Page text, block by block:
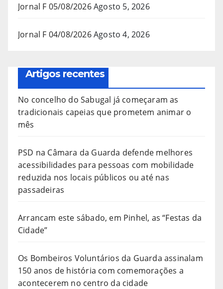
Jornal F 05/08/2026Agosto 5, 2026
Jornal F 04/08/2026Agosto 4, 2026
Artigos recentes
No concelho do Sabugal já começaram as
tradicionais capeias que prometem animar o
mês
PSD na Câmara da Guarda defende melhores
acessibilidades para pessoas com mobilidade
reduzida nos locais públicos ou até nas
passadeiras
Arrancam este sábado, em Pinhel, as “Festas da
Cidade”
Os Bombeiros Voluntários da Guarda assinalam
150 anos de história com comemorações a
acontecerem no centro da cidade